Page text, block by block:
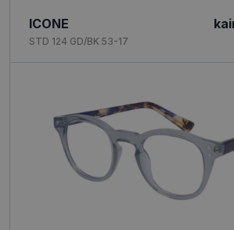
ICONE
STD 124 GD/BK 53-17